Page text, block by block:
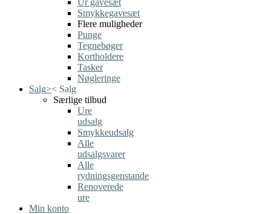
Ur gavesæt
Smykkegavesæt
Flere muligheder
Punge
Tegnebøger
Kortholdere
Tasker
Nøgleringe
Salg>< Salg
Særlige tilbud
Ure
udsalg
Smykkeudsalg
Alle
udsalgsvarer
Alle
rydningsgenstande
Renoverede
ure
Min konto